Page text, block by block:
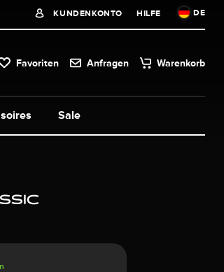
KUNDENKONTO HILFE DE
Favoriten Anfragen Warenkorb
Sale